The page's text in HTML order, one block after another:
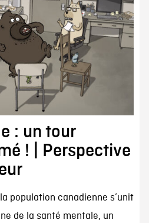
: un tour
! | Perspective
population canadienne s’unit
de la santé mentale, un